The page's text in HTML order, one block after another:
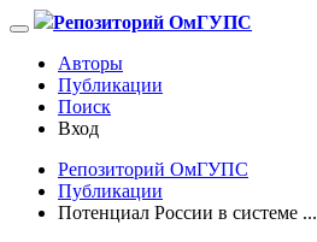
Репозиторий ОмГУПС
Авторы
Публикации
Поиск
Вход
Репозиторий ОмГУПС
Публикации
Потенциал России в системе ...